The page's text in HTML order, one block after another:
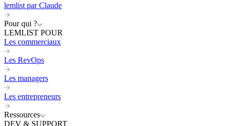
lemlist par Claude
Pour qui ?
LEMLIST POUR
Les commerciaux
Les RevOps
Les managers
Les entrepreneurs
Ressources
DEV & SUPPORT